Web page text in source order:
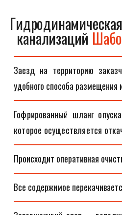
канализаций
Заезд на территорию
удобного способа
Гофрированный шланг
которое осуществляется
Происходит оперативная
Все содержимое